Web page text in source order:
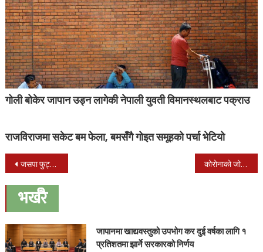
गोली बोकेर जापान उड्न लागेकी नेपाली युवती विमानस्थलबाट पक्राउ
राजविराजमा सकेट बम फेला, बमसँगै गोइत समूहको पर्चा भेटियो
Post
navigation
जसपा फुट्योः महन्थ ठाकुरको नेतृत्वमा जसपा (लोकतान्त्रिक) दर्ता गर्न आयोगमा निवेदन कोरोनाको जोखिम घटेसँगै खप्तडमा भित्रिँदै पर्यटक
भर्खरै
जापानमा खाद्यवस्तुको उपभोग कर दुई वर्षका लागि १
प्रतिशतमा झार्ने सरकारको निर्णय